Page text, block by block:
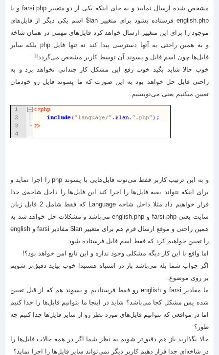
مشخص شده ارسال نمایید و به‌ جای اینکه یکی از دو متغییر farsi.php و یا
english.php فرستاده بشود برای متغییر lan$ اسم یکی دیگر از فایل‌های
موجود را برای این متغییر ارسال خواهد کرد فایل‌های مهمی در همان شاخه
و به همین راحتی به آنها دسترسی پیدا کند نه تنها فایل php بلکه سایر
فایل‌ها چون اسم فایل و پسوند آن توسط کاربر مشخص می‌گردد!!
خوب حالا شاید بگید خوب رفع این مشکل کار چندانی نخواهد برد و به
راحتی قابل حل خواهد بود به این صورت که ما پسوند فایل رو خودمان
تعیین میکنیم یعنی می‌نویسیم:
و به این ترتیب کاربر فقط می‌تونه فایل‌هایی با پسوند php را اجرا نماید و
برای اینکه نتواند بقیه فایل‌ها را اجرا کند این فایل‌ها را داخل شاخه‌ی جدا
قرار خواهیم داد مثلا داخل شاخه Language که فقط شامل 2 فایل زبان
سایت یعنی farsi.php و english.php می‌باشد و مشکلات حل خواهد شد به
همین راحتی و موقع ارسال فرم هم برای متغییر lan$ مقادیر farsi و english
را تعیین خواهیم کرد که فقط اسم فایل فرستاده شود.
اما واقع با این کار دیگه مشکلی وجود نداره و این تابع امن خواهد بود؟!
اگر جواب شما بله می‌باشد باز در اشتباه هستید! خوب بیاید دقیق‌تر شویم
بر روی موضوع.
ما مقادیر farsi و english رو فقط فرستادیم و پسوند هم که از قبل تعیین
شده پس مشکل کجا می‌باشد؟ شاید در اینجا ما بتوانیم فایل‌ها را جدا کنیم
اما در مواقعی که نتوانیم فایل‌های مورد نظر رو از سایر فایل‌ها جدا کنیم چه
طور؟
حالا بگذارید باز هم دقیق‌تر شویم به نظر شما اگر در همه حالات فایل‌ها را
در شاخه‌ای جدا قرار دهیم کاربر دیگر نمی‌تواند سایر فایل‌ها را اجرا نماید؟